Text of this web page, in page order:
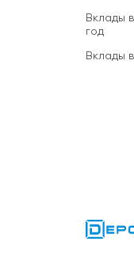
Вклады
год
Вклады